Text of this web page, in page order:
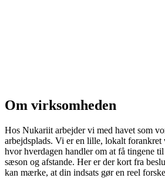
Om virksomheden
Hos Nukariit arbejder vi med havet som
arbejdsplads. Vi er en lille, lokalt
hvor hverdagen handler om at få tingene
sæson og afstande. Her er der kort fra
kan mærke, at din indsats gør en reel